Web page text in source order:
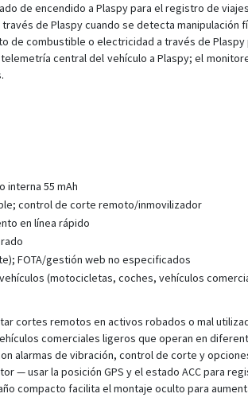
de encendido a Plaspy para el registro de
de Plaspy cuando se detecta manipulación
combustible o electricidad a través de Plaspy
central del vehículo a Plaspy; el
interna 55 mAh
control de corte remoto/inmovilizador
en línea rápido
FOTA/gestión web no especificados
(motocicletas, coches, vehículos
cortes remotos en activos robados o mal
comerciales ligeros que operan en
alarmas de vibración, control de corte y
usar la posición GPS y el estado ACC para
compacto facilita el montaje oculto para